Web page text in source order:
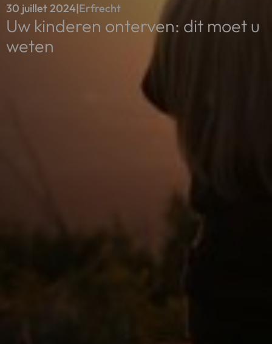
30 juillet 2024|Erfrecht
Uw kinderen onterven: dit moet u
weten